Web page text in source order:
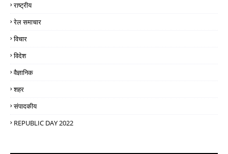
राष्ट्रीय
रेल समाचार
विचार
विदेश
वैज्ञानिक
शहर
संपादकीय
REPUBLIC DAY 2022